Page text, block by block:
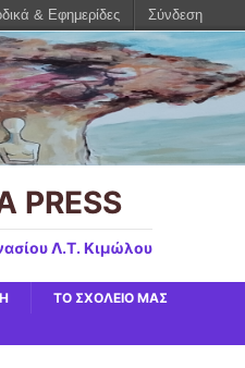
PRESS
Λ.Τ. Κιμώλου
ΤΟ ΣΧΟΛΕΙΟ ΜΑΣ
& Εφημερίδες Σύνδεση